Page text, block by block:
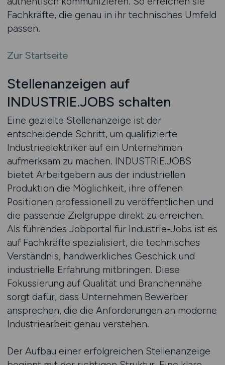
Fachkräfte, die genau in ihr technisches Umfeld
passen.
Zur Startseite
Stellenanzeigen auf
INDUSTRIE.JOBS schalten
Eine gezielte Stellenanzeige ist der
entscheidende Schritt, um qualifizierte
Industrieelektriker auf ein Unternehmen
aufmerksam zu machen. INDUSTRIE.JOBS
bietet Arbeitgebern aus der industriellen
Produktion die Möglichkeit, ihre offenen
Positionen professionell zu veröffentlichen und
die passende Zielgruppe direkt zu erreichen.
Als führendes Jobportal für Industrie-Jobs ist es
auf Fachkräfte spezialisiert, die technisches
Verständnis, handwerkliches Geschick und
industrielle Erfahrung mitbringen. Diese
Fokussierung auf Qualität und Branchennähe
sorgt dafür, dass Unternehmen Bewerber
ansprechen, die die Anforderungen an moderne
Industriearbeit genau verstehen.
Der Aufbau einer erfolgreichen Stellenanzeige